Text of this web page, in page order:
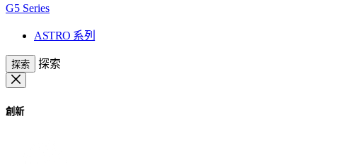
G5 Series
ASTRO 系列
探索 探索
創新